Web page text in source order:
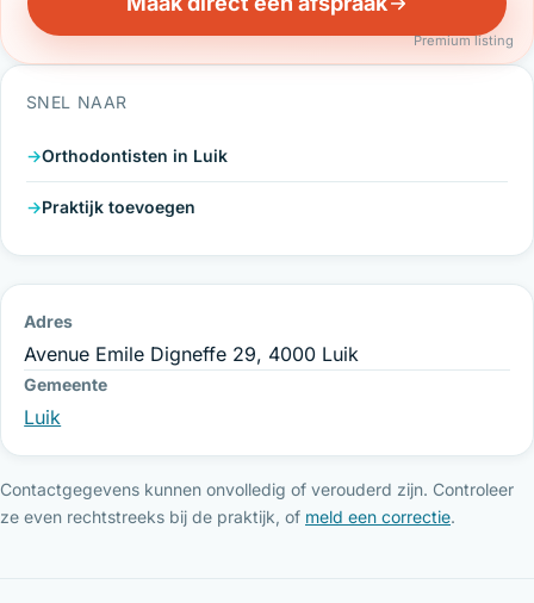
Premium listing
SNEL NAAR
Orthodontisten in Luik
Praktijk toevoegen
Adres
Avenue Emile Digneffe 29, 4000 Luik
Gemeente
Luik
Contactgegevens kunnen onvolledig of verouderd zijn. Controleer
ze even rechtstreeks bij de praktijk, of meld een correctie.